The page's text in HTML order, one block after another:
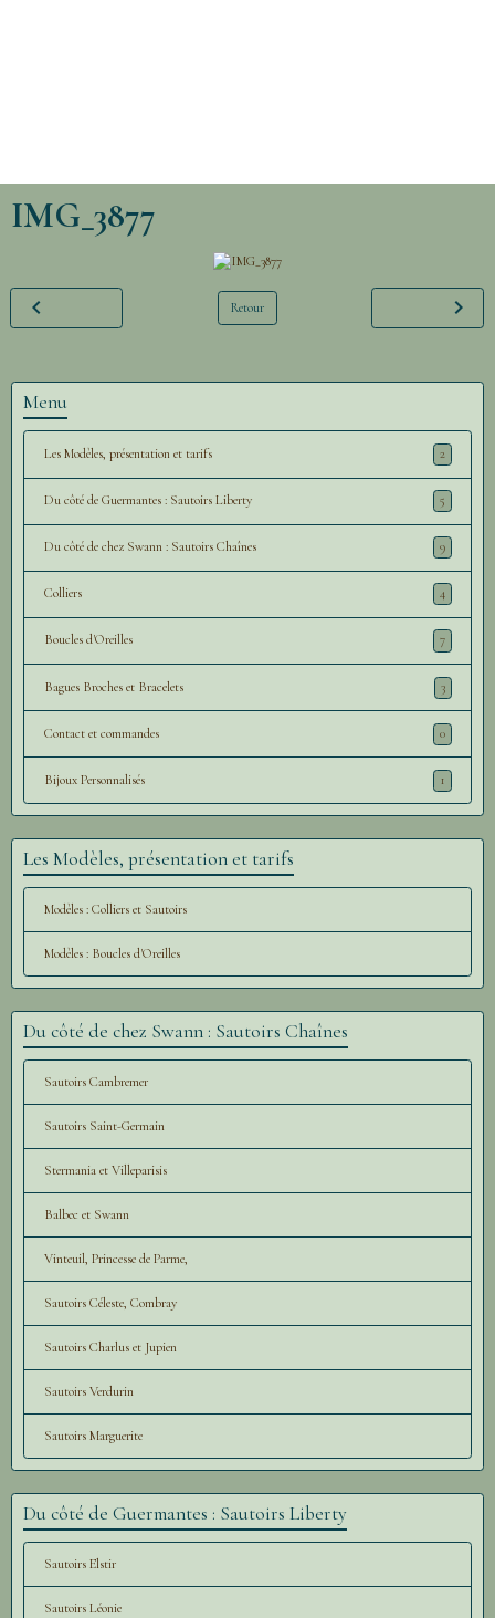
IMG_3877
Retour
Menu
Les Modèles, présentation et tarifs 2
Du côté de Guermantes : Sautoirs Liberty 5
Du côté de chez Swann : Sautoirs Chaînes 9
Colliers 4
Boucles d'Oreilles 7
Bagues Broches et Bracelets 3
Contact et commandes 0
Bijoux Personnalisés 1
Les Modèles, présentation et tarifs
Modèles : Colliers et Sautoirs
Modèles : Boucles d'Oreilles
Du côté de chez Swann : Sautoirs Chaînes
Sautoirs Cambremer
Sautoirs Saint-Germain
Stermania et Villeparisis
Balbec et Swann
Vinteuil, Princesse de Parme,
Sautoirs Céleste, Combray
Sautoirs Charlus et Jupien
Sautoirs Verdurin
Sautoirs Marguerite
Du côté de Guermantes : Sautoirs Liberty
Sautoirs Elstir
Sautoirs Léonie